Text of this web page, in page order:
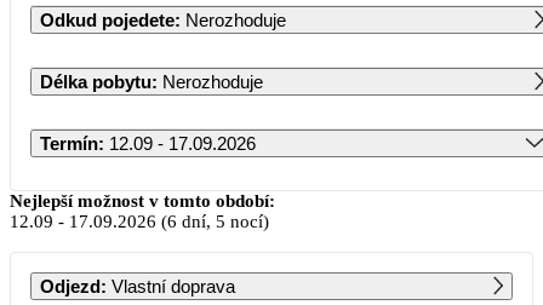
Odkud pojedete: Nerozhoduje
Délka pobytu: Nerozhoduje
Termín: 12.09 - 17.09.2026
Září 2026
PO ÚT ST ČT PÁ SO NE
Nejlepší možnost v tomto období:
12.09 - 17.09.2026 (6 dní, 5 nocí)
Odjezd: Vlastní doprava